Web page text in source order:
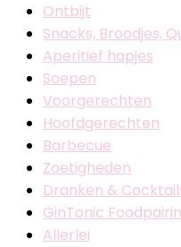
Ontbijt
Snacks, Broodjes,
Aperitief hapjes
Soepen
Voorgerechten
Hoofdgerechten
Barbecue
Zoetigheden
Dranken &
GinTonic
Allerlei